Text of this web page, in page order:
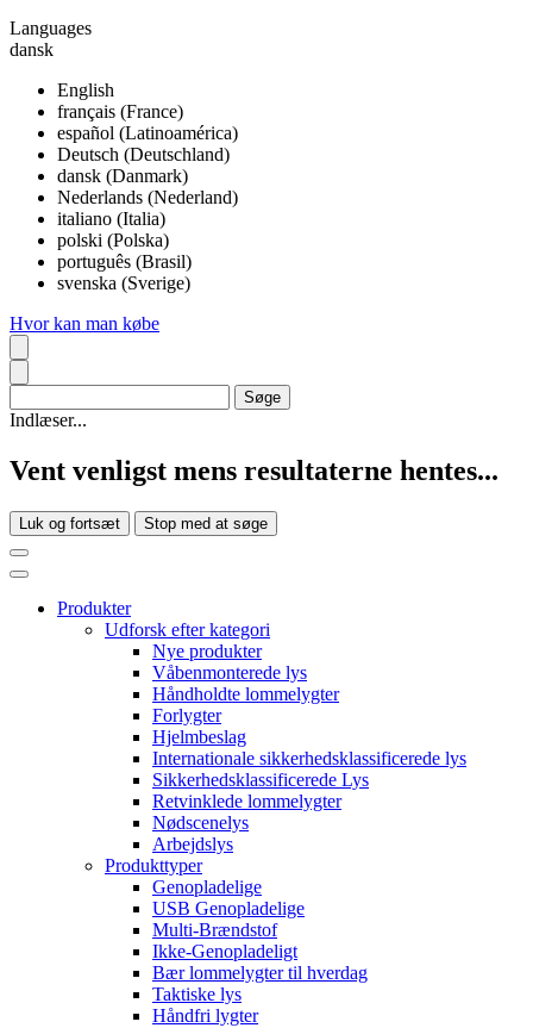
Languages
dansk
English
français (France)
español (Latinoamérica)
Deutsch (Deutschland)
dansk (Danmark)
Nederlands (Nederland)
italiano (Italia)
polski (Polska)
português (Brasil)
svenska (Sverige)
Hvor kan man købe
Indlæser...
Vent venligst mens resultaterne hentes...
Luk og fortsæt Stop med at søge
Produkter
Udforsk efter kategori
Nye produkter
Våbenmonterede lys
Håndholdte lommelygter
Forlygter
Hjelmbeslag
Internationale sikkerhedsklassificerede lys
Sikkerhedsklassificerede Lys
Retvinklede lommelygter
Nødscenelys
Arbejdslys
Produkttyper
Genopladelige
USB Genopladelige
Multi-Brændstof
Ikke-Genopladeligt
Bær lommelygter til hverdag
Taktiske lys
Håndfri lygter